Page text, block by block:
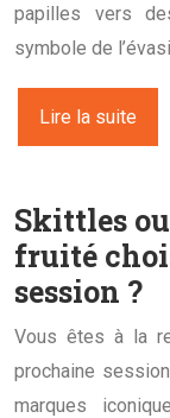
papilles vers
symbole de
Lire la suite
Skittles
fruité
session ?
Vous êtes à la
prochaine
marques